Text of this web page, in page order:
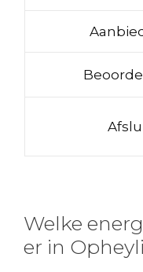
Welke
er in